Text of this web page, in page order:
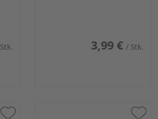
3,99 € / Stk.